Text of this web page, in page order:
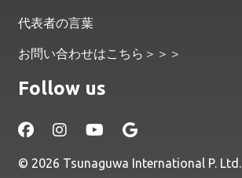
代表者の言葉
お問い合わせはこちら＞＞＞
Follow us
© 2026 Tsunaguwa International P. Ltd.